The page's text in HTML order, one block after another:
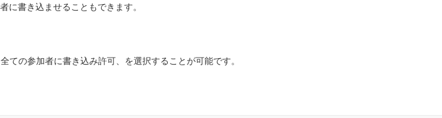
書き込ませることもできます。
の参加者に書き込み許可、を選択することが可能です。